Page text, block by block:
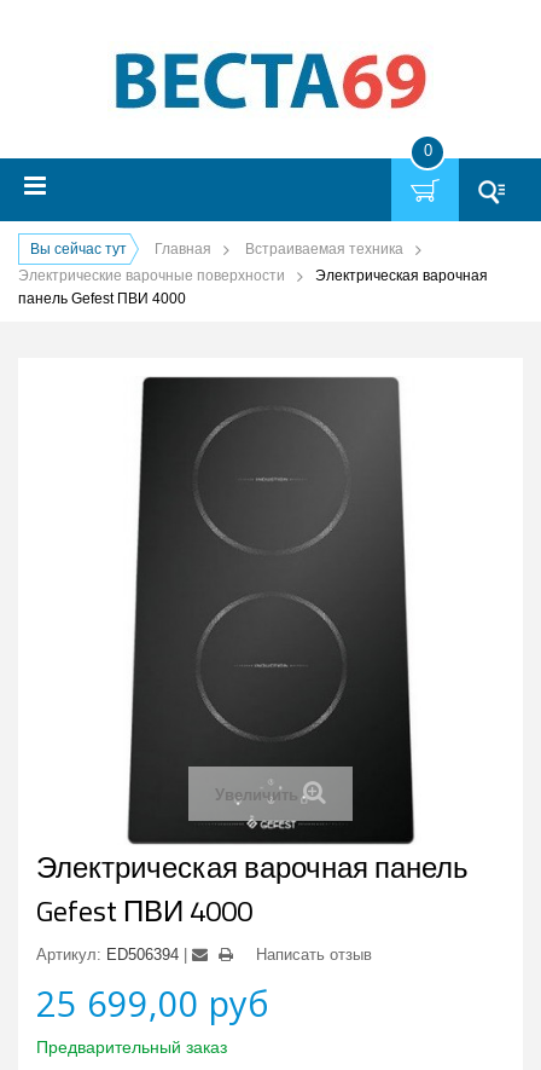
0
Вы сейчас тут Главная
Встраиваемая техника
Электрические варочные поверхности
Электрическая варочная
панель Gefest ПВИ 4000
Увеличить
Электрическая варочная панель
Gefest ПВИ 4000
Артикул: ED506394 Написать отзыв
25 699,00 руб
Предварительный заказ